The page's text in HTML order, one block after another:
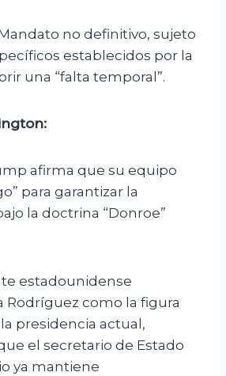
no definitivo, sujeto
establecidos por la
una “falta temporal”.
afirma que su equipo
para garantizar la
la doctrina “Donroe”
estadounidense
Rodríguez como la figura
presidencia actual,
el secretario de Estado
ya mantiene